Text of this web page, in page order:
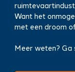
Want het
met een droom
Meer weten? Ga